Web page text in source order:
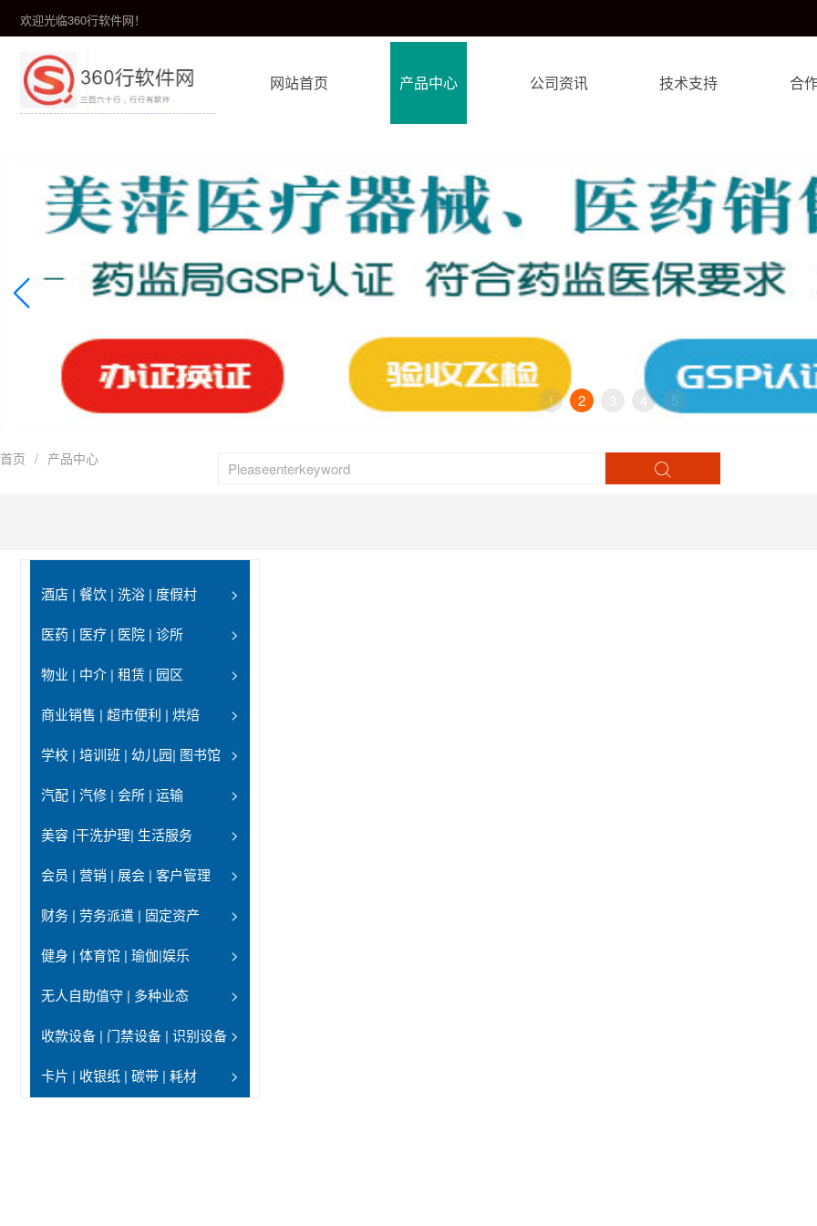
欢迎光临360行软件网！
网站首页 产品中心 公司资讯 技术支持 合
1 2 4 5
首页 / 产品中心
酒店 | 餐饮 | 洗浴 | 度假村 >
医药 | 医疗 | 医院 | 诊所 >
物业 | 中介 | 租赁 | 园区 >
商业销售 | 超市便利 | 烘焙 >
学校 | 培训班 | 幼儿园| 图书馆 >
汽配 | 汽修 | 会所 | 运输 >
美容 |干洗护理| 生活服务 >
会员 | 营销 | 展会 | 客户管理 >
财务 | 劳务派遣 | 固定资产 >
健身 | 体育馆 | 瑜伽|娱乐 >
无人自助值守 | 多种业态 >
收款设备 | 门禁设备 | 识别设备 >
卡片 | 收银纸 | 碳带 | 耗材 >